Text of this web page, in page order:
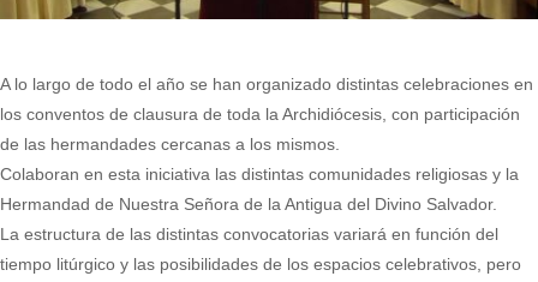
A lo largo de todo el año se han organizado distintas celebraciones en
los conventos de clausura de toda la Archidiócesis, con participación
de las hermandades cercanas a los mismos.
Colaboran en esta iniciativa las distintas comunidades religiosas y la
Hermandad de Nuestra Señora de la Antigua del Divino Salvador.
La estructura de las distintas convocatorias variará en función del
tiempo litúrgico y las posibilidades de los espacios celebrativos, pero